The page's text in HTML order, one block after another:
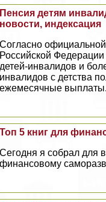
Пенсия детям
новости, индексация
Согласно официальной
Российской
детей-инвалидов и
инвалидов с детства
ежемecячные
Топ 5 книг для
Сегодня я собрал для
финансовому